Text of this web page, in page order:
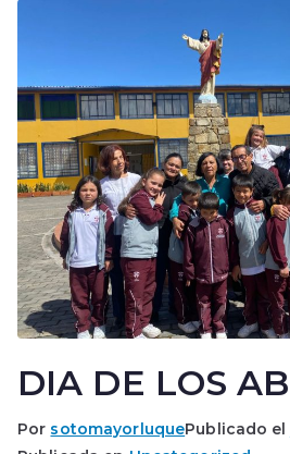
DIA DE LOS
Por sotomayorluquePublicado el